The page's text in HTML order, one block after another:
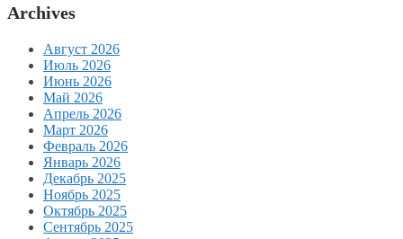
Archives
Август 2026
Июль 2026
Июнь 2026
Май 2026
Апрель 2026
Март 2026
Февраль 2026
Январь 2026
Декабрь 2025
Ноябрь 2025
Октябрь 2025
Сентябрь 2025